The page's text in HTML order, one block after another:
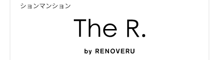
ションマンション